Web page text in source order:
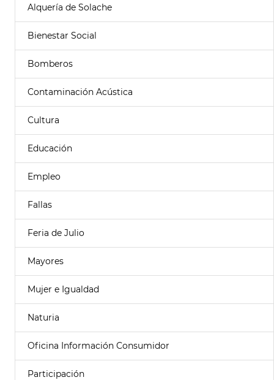
Alquería de Solache
Bienestar Social
Bomberos
Contaminación Acústica
Cultura
Educación
Empleo
Fallas
Feria de Julio
Mayores
Mujer e Igualdad
Naturia
Oficina Información Consumidor
Participación